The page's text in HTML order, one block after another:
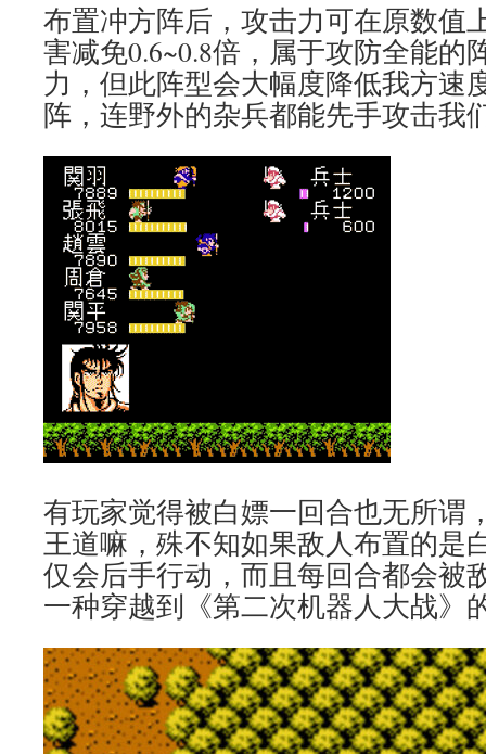
布置冲方阵后，攻击力可在原数值
害减免0.6~0.8倍，属于攻防全能的
力，但此阵型会大幅度降低我方速
阵，连野外的杂兵都能先手攻击我
有玩家觉得被白嫖一回合也无所谓
王道嘛，殊不知如果敌人布置的是
仅会后手行动，而且每回合都会被
一种穿越到《第二次机器人大战》